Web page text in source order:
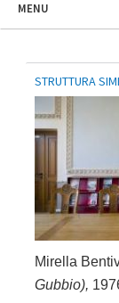
MENU
STRUTTURA
Mirella
Gubbio),